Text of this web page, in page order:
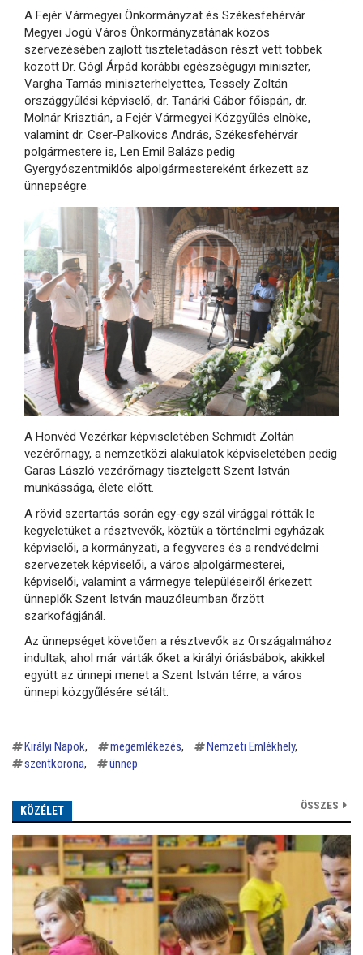
A Fejér Vármegyei Önkormányzat és Székesfehérvár
Megyei Jogú Város Önkormányzatának közös
szervezésében zajlott tiszteletadáson részt vett többek
között Dr. Gógl Árpád korábbi egészségügyi miniszter,
Vargha Tamás miniszterhelyettes, Tessely Zoltán
országgyűlési képviselő, dr. Tanárki Gábor főispán, dr.
Molnár Krisztián, a Fejér Vármegyei Közgyűlés elnöke,
valamint dr. Cser-Palkovics András, Székesfehérvár
polgármestere is, Len Emil Balázs pedig
Gyergyószentmiklós alpolgármestereként érkezett az
ünnepségre.
A Honvéd Vezérkar képviseletében Schmidt Zoltán
vezérőrnagy, a nemzetközi alakulatok képviseletében pedig
Garas László vezérőrnagy tisztelgett Szent István
munkássága, élete előtt.
A rövid szertartás során egy-egy szál virággal rótták le
kegyeletüket a résztvevők, köztük a történelmi egyházak
képviselői, a kormányzati, a fegyveres és a rendvédelmi
szervezetek képviselői, a város alpolgármesterei,
képviselői, valamint a vármegye településeiről érkezett
ünneplők Szent István mauzóleumban őrzött
szarkofágjánál.
Az ünnepséget követően a résztvevők az Országalmához
indultak, ahol már várták őket a királyi óriásbábok, akikkel
együtt az ünnepi menet a Szent István térre, a város
ünnepi közgyűlésére sétált.
Királyi Napok megemlékezés
Nemzeti Emlékhely
szentkorona
ünnep
KÖZÉLET ÖSSZES